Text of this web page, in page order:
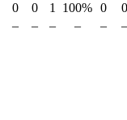
0 0 1 100% 0
0
– – – – –
–